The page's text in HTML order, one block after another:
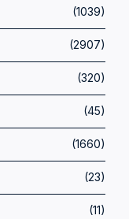
(1039)
(2907)
(320)
(45)
(1660)
(23)
(11)